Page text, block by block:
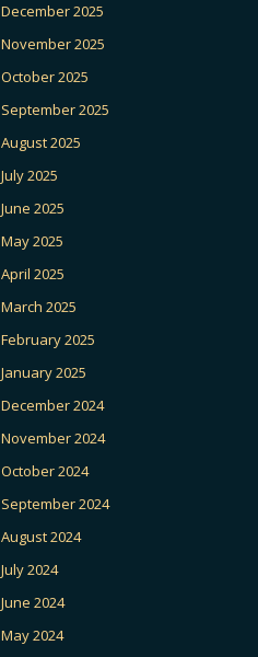
December 2025
November 2025
October 2025
September 2025
August 2025
July 2025
June 2025
May 2025
April 2025
March 2025
February 2025
January 2025
December 2024
November 2024
October 2024
September 2024
August 2024
July 2024
June 2024
May 2024